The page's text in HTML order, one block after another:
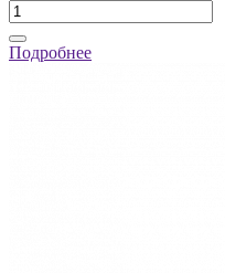
Подробнее